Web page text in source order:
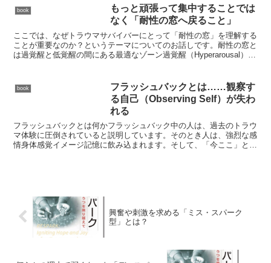
ラウマや人生への適応としてこの本は読
み解いています。双極性...
book
もっと頑張って集中することでは
なく「耐性の窓へ戻ること」
ここでは、なぜトラウマサバイバーにとって「耐性の窓」を理解する
ことが重要なのか？というテーマについてのお話しです。耐性の窓と
は過覚醒と低覚醒の間にある最適なゾーン過覚醒（Hyperarousal）感
book
フラッシュバックとは……観察す
る自己（Observing Self）が失わ
れる
フラッシュバックとは何かフラッシュバック中の人は、過去のトラウ
マ体験に圧倒されていると説明しています。そのとき人は、強烈な感
情身体感覚イメージ記憶に飲み込まれます。そして、「今ここ」との
興奮や刺激を求める「ミス・スパーク
型」とは？